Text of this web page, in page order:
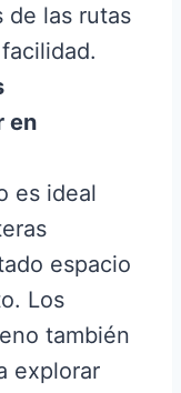
de las rutas
en
es ideal
espacio
Los
también
explorar